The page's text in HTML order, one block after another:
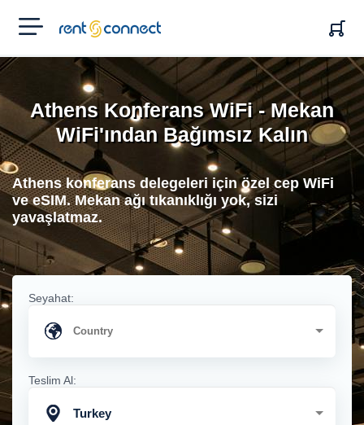
RENT'N
CONNECT
Athens Konferans WiFi - Mekan
WiFi'ından Bağımsız Kalın
Athens konferans delegeleri için özel cep WiFi
ve eSIM. Mekan ağı tıkanıklığı yok, sizi
yavaşlatmaz.
Seyahat:
Teslim Al:
Turkey